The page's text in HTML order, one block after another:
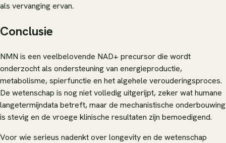
als vervanging ervan.
Conclusie
NMN is een veelbelovende NAD+ precursor die wordt
onderzocht als ondersteuning van energieproductie,
metabolisme, spierfunctie en het algehele verouderingsproces.
De wetenschap is nog niet volledig uitgerijpt, zeker wat humane
langetermijndata betreft, maar de mechanistische onderbouwing
is stevig en de vroege klinische resultaten zijn bemoedigend.
Voor wie serieus nadenkt over longevity en de wetenschap